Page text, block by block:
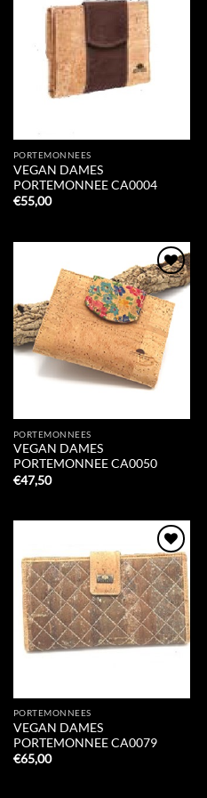
Add to
Wishlist
PORTEMONNEES
VEGAN DAMES
PORTEMONNEE CA0004
€55,00
Add to
Wishlist
PORTEMONNEES
VEGAN DAMES
PORTEMONNEE CA0050
€47,50
Add to
Wishlist
PORTEMONNEES
VEGAN DAMES
PORTEMONNEE CA0079
€65,00